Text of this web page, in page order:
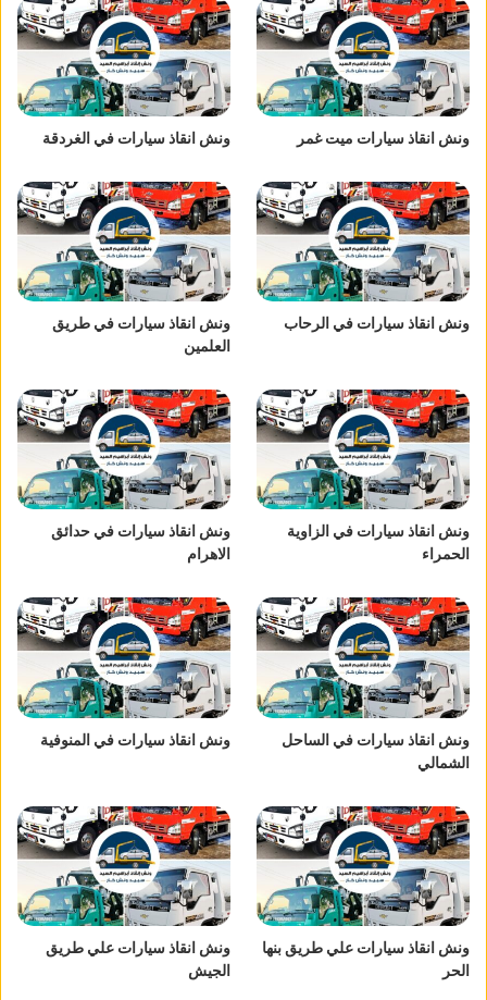
ونش انقاذ سيارات ميت غمر ونش انقاذ سيارات في الغردقة
ونش انقاذ سيارات في الرحاب
ونش انقاذ سيارات في طريق
العلمين
ونش انقاذ سيارات في الزاوية
الحمراء
ونش انقاذ سيارات في حدائق
الاهرام
ونش انقاذ سيارات في الساحل
الشمالي
ونش انقاذ سيارات في المنوفية
ونش انقاذ سيارات علي طريق بنها
الحر
ونش انقاذ سيارات علي طريق
الجيش